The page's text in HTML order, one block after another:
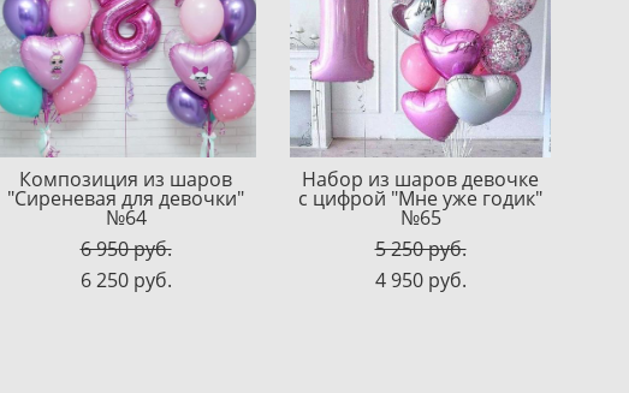
Композиция из шаров
"Сиреневая для девочки"
№64
6 950 pуб.
6 250 pуб.
Набор из шаров девочке
с цифрой "Мне уже годик"
№65
5 250 pуб.
4 950 pуб.